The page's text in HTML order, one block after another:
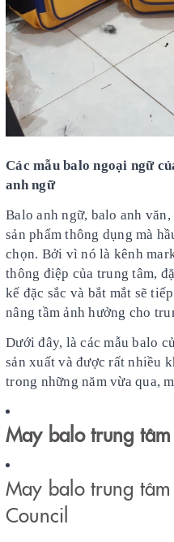
Các mẫu balo ngoại ngữ
anh ngữ
Balo anh ngữ, balo anh
sản phẩm thông dụng mà
chọn. Bởi vì nó là kênh
thông điệp của trung tâm,
kế đặc sắc và bắt mắt sẽ
nâng tầm ảnh hưởng cho
Dưới đây, là các mẫu balo
sản xuất và được rất nhiều
trong những năm vừa qua,
May balo trung
May balo trung
Council